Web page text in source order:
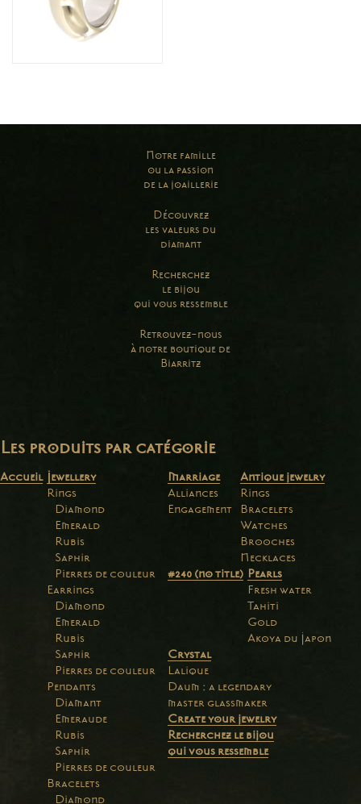
Notre famille
ou la passion
de la joaillerie
Découvrez
les valeurs du
diamant
Recherchez
le bijou
qui vous ressemble
Retrouvez-nous
à notre boutique de
Biarritz
Les produits par catégorie
Accueil Jewellery
Rings
Diamond
Emerald
Rubis
Saphir
Pierres de couleur
Earrings
Diamond
Emerald
Rubis
Saphir
Pierres de couleur
Pendants
Diamant
Emeraude
Rubis
Saphir
Pierres de couleur
Bracelets
Diamond
Marriage
Alliances
Engagement
Antique jewelry
Rings
Bracelets
Watches
Brooches
Necklaces
#240 (no title) Pearls
Fresh water
Tahiti
Gold
Akoya du Japon
Crystal
Lalique
Daum : a legendary
master glassmaker
Create your jewelry
Recherchez le bijou
qui vous ressemble